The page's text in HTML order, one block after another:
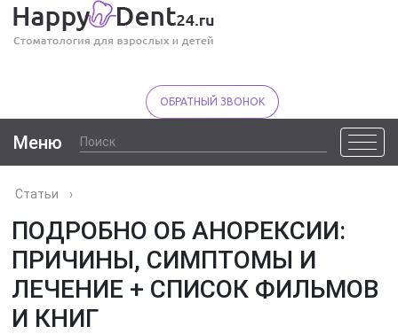
ОБРАТНЫЙ ЗВОНОК
Меню
Статьи ›
ПОДРОБНО ОБ АНОРЕКСИИ:
ПРИЧИНЫ, СИМПТОМЫ И
ЛЕЧЕНИЕ + СПИСОК ФИЛЬМОВ
И КНИГ